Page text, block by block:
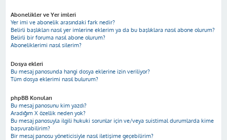
Abonelikler ve Yer imleri
Yer imi ve abonelik arasındaki fark nedir?
Belirli başlıkları nasıl yer imlerine eklerim ya da bu başlıklara nasıl abone olurum?
Belirli bir foruma nasıl abone olurum?
Aboneliklerimi nasıl silerim?
Dosya ekleri
Bu mesaj panosunda hangi dosya eklerine izin veriliyor?
Tüm dosya eklerimi nasıl bulurum?
phpBB Konuları
Bu mesaj panosunu kim yazdı?
Aradığım X özellik neden yok?
Bu mesaj panosuyla ilgili hukuki sorunlar için ve/veya suistimal durumlarda kime
başvurabilirim?
Bir mesaj panosu yöneticisiyle nasıl iletişime geçebilirim?